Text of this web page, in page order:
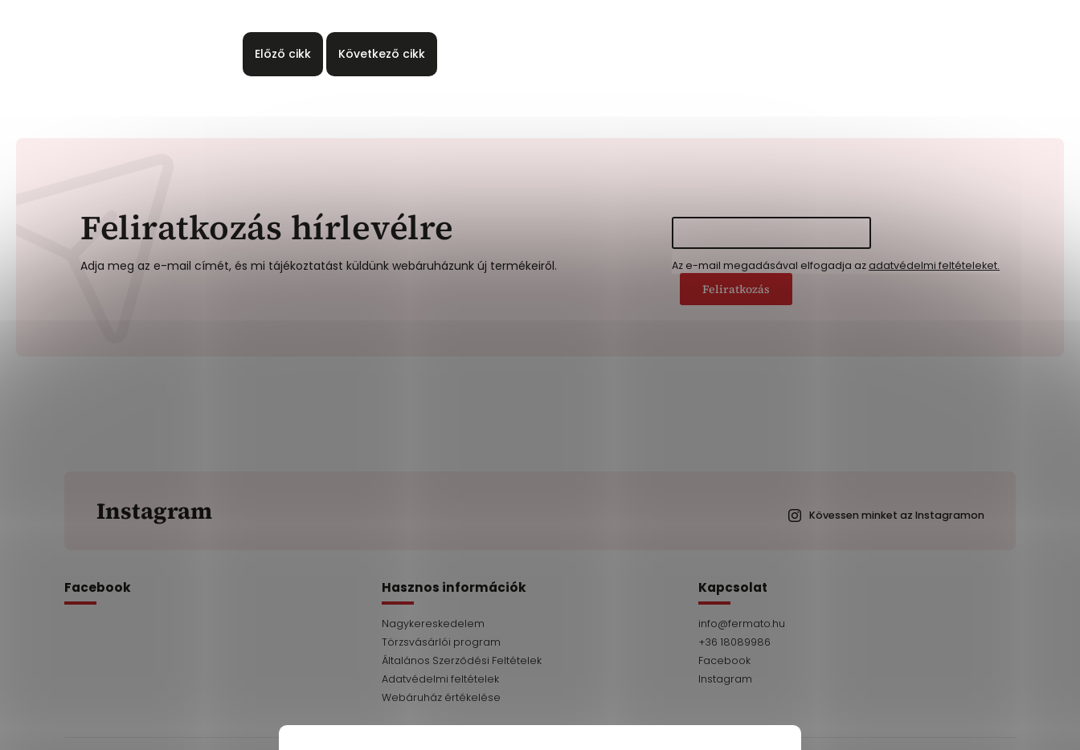
Előző cikk Következő cikk
Feliratkozás hírlevélre
Adja meg az e-mail címét, és mi tájékoztatást küldünk webáruházunk új termékeiről. Az e-mail megadásával elfogadja az adatvédelmi feltételeket.
Feliratkozás
Instagram Kövessen minket az Instagramon
Facebook Hasznos információk
Nagykereskedelem
Törzsvásárlói program
Általános Szerződési Feltételek
Adatvédelmi feltételek
Webáruház értékelése
Kapcsolat
info@fermato.hu
+36 18089986
Facebook
Instagram